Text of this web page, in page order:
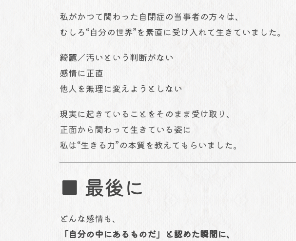
私がかつて関わった自閉症の当事者の方々は、
むしろ“自分の世界”を素直に受け入れて生きていました。
綺麗／汚いという判断がない
感情に正直
他人を無理に変えようとしない
現実に起きていることをそのまま受け取り、
正面から関わって生きている姿に
私は“生きる力”の本質を教えてもらいました。
■ 最後に
どんな感情も、
「自分の中にあるものだ」と認めた瞬間に、